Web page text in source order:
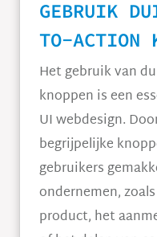
GEBRUIK
TO-ACTION
Het gebruik van
knoppen is een
UI webdesign.
begrijpelijke
gebruikers
ondernemen,
product, het